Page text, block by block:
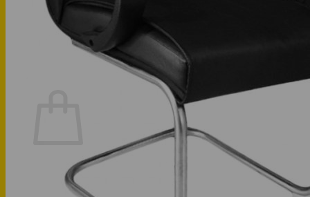
Chưa có sản phẩm trong giỏ hàng.
Quay trở lại cửa hàng